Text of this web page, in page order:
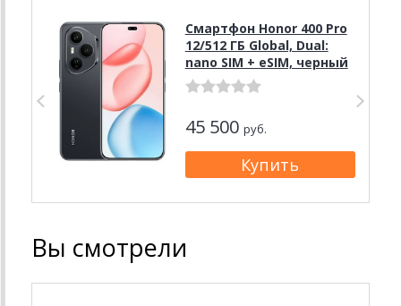
Смартфон Honor 400 Pro
12/512 ГБ Global, Dual:
nano SIM + eSIM, черный
45 500 руб.
Вы смотрели